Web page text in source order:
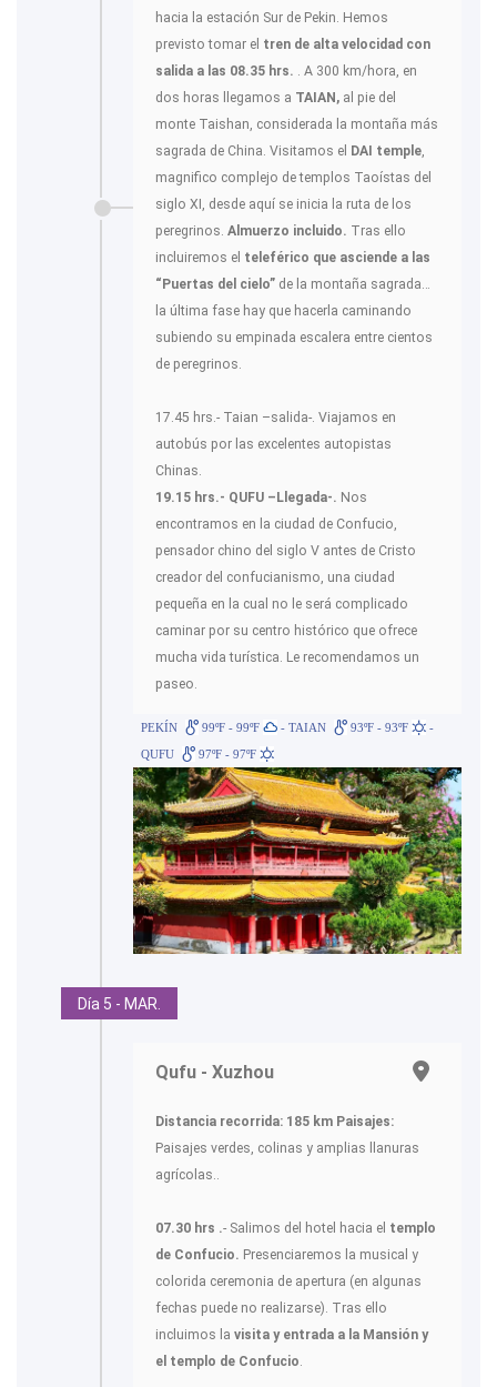
hacia la estación Sur de Pekin. Hemos
previsto tomar el tren de alta velocidad con
salida a las 08.35 hrs. . A 300 km/hora, en
dos horas llegamos a TAIAN, al pie del
monte Taishan, considerada la montaña más
sagrada de China. Visitamos el DAI temple
magnifico complejo de templos Taoístas del
siglo XI, desde aquí se inicia la ruta de los
peregrinos. Almuerzo incluido. Tras ello
incluiremos el teleférico que asciende a las
“Puertas del cielo” de la montaña sagrada…
la última fase hay que hacerla caminando
subiendo su empinada escalera entre cientos
de peregrinos.
17.45 hrs.- Taian –salida-. Viajamos en
autobús por las excelentes autopistas
Chinas.
19.15 hrs.- QUFU –Llegada-. Nos
encontramos en la ciudad de Confucio,
pensador chino del siglo V antes de Cristo
creador del confucianismo, una ciudad
pequeña en la cual no le será complicado
caminar por su centro histórico que ofrece
mucha vida turística. Le recomendamos un
paseo.
PEKÍN 99ºF - 99ºF - TAIAN 93ºF - 93ºF
-
QUFU
97ºF - 97ºF
Día 5 - MAR.
Qufu - Xuzhou
Distancia recorrida: 185 km Paisajes:
Paisajes verdes, colinas y amplias llanuras
agrícolas..
07.30 hrs .- Salimos del hotel hacia el templo
de Confucio. Presenciaremos la musical y
colorida ceremonia de apertura (en algunas
fechas puede no realizarse). Tras ello
incluimos la visita y entrada a la Mansión y
el templo de Confucio